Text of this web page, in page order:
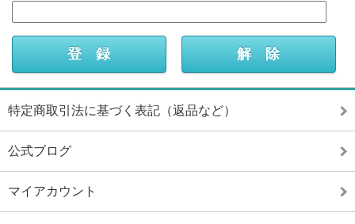
特定商取引法に基づく表記（返品など）
公式ブログ
マイアカウント